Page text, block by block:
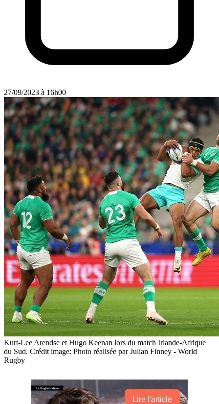
27/09/2023 à 16h00
Kurt-Lee Arendse et Hugo Keenan lors du match Irlande-Afrique
du Sud. Crédit image: Photo réalisée par Julian Finney - World
Rugby
Lire l'article